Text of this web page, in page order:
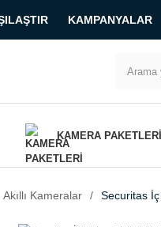
KAMPANYALAR
KAMERA PAKETLERI
Akıllı Kameralar Securitas İç